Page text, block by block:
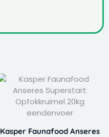
Kasper Faunafood Anseres